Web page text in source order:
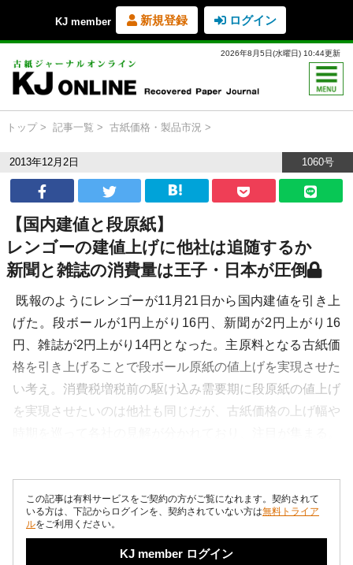
KJ member 新規登録 ログイン
2026年8月5日(水曜日) 10:44更新
トップ 記事一覧 古紙価格・製品市況
2013年12月2日 1060号
【国内建値と段原紙】
レンゴーの建値上げに他社は追随するか
新聞と雑誌の消費量は王子・日本が圧倒
既報のようにレンゴーが11月21日から国内建値を引き上
げた。段ボールが1円上がり16円、新聞が2円上がり16
円、雑誌が2円上がり14円となった。主原料となる古紙価
格を引き上げることで段ボール原紙の値上げを実現させた
い考え。消費税増税前の駆け込み需要期に段原紙の値上げ
を実現させたいのは他社も同じだが、古紙価格の上げ幅や
この記事は有料サービスをご契約の方がご覧になれます。契約されて
いる方は、下記からログインを、契約されていない方は無料トライア
ルをご利用ください。
KJ member ログイン